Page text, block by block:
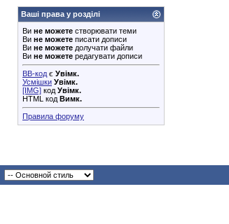
Ваші права у розділі
Ви не можете створювати теми
Ви не можете писати дописи
Ви не можете долучати файли
Ви не можете редагувати дописи
BB-код є Увімк.
Усмішки Увімк.
[IMG] код Увімк.
HTML код Вимк.
Правила форуму